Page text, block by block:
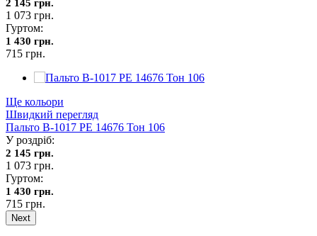
2 145 грн.
1 073 грн.
Гуртом:
1 430 грн.
715 грн.
Ще кольори
Швидкий перегляд
Пальто В-1017 PE 14676 Тон 106
У роздріб:
2 145 грн.
1 073 грн.
Гуртом:
1 430 грн.
715 грн.
Next